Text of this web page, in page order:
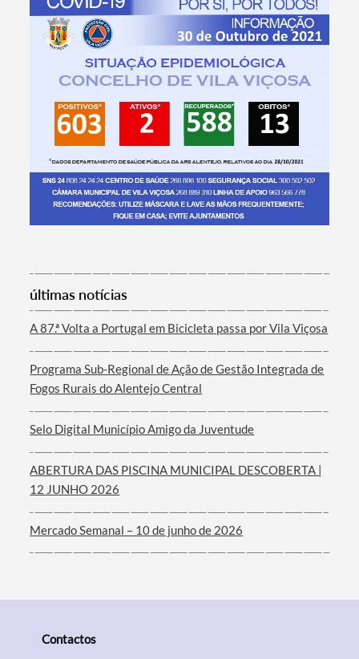
Categorias gerais
Filtros
últimas notícias
A 87.ª Volta a Portugal em Bicicleta passa por Vila Viçosa
Programa Sub-Regional de Ação de Gestão Integrada de
Fogos Rurais do Alentejo Central
Selo Digital Município Amigo da Juventude
ABERTURA DAS PISCINA MUNICIPAL DESCOBERTA |
12 JUNHO 2026
Mercado Semanal – 10 de junho de 2026
Contactos